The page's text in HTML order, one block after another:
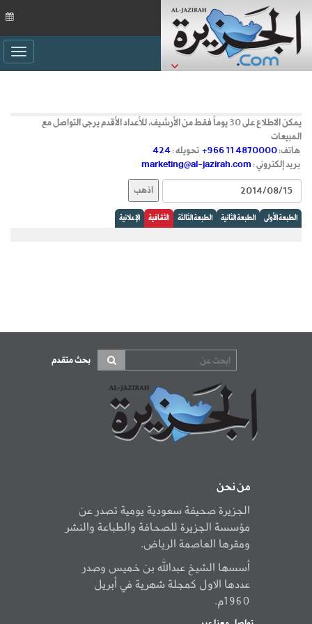
يمكن الاطلاع على 30 يوماً فقط من الأرشيف، للأعداد الأقدم يرجى التواصل مع
المبيعات
هاتف: +966 11 4870000 تحويله : 424
بريد إلكتروني : marketing@al-jazirah.com
الطبعة الأولى الطبعة الثانية الطبعة الثالثة الثقافية الإعلانية
بحث متقدم
من نحن
الجزيرة صحيفة سعودية يومية تصدر عن
مؤسسة الجزيرة للصحافة والطباعة والنشر
ومقرها العاصمة الرياض.
أسسها الشيخ عبدالله بن خميس وصدر
عددها الاول كمجلة شهرية في أبريل
1960م.